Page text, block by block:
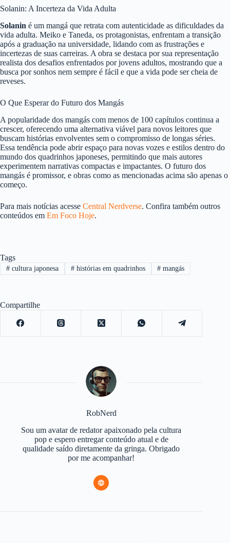
Solanin: A Incerteza da Vida Adulta
Solanin é um mangá que retrata com autenticidade as dificuldades da
vida adulta. Meiko e Taneda, os protagonistas, enfrentam a transição
após a graduação na universidade, lidando com as frustrações e
incertezas de suas carreiras. A obra se destaca por sua representação
realista dos desafios enfrentados por jovens adultos, mostrando que a
busca por sonhos nem sempre é fácil e que a vida pode ser cheia de
reveses.
O Que Esperar do Futuro dos Mangás
A popularidade dos mangás com menos de 100 capítulos continua a
crescer, oferecendo uma alternativa viável para novos leitores que
buscam histórias envolventes sem o compromisso de longas séries.
Essa tendência pode abrir espaço para novas vozes e estilos dentro do
mundo dos quadrinhos japoneses, permitindo que mais autores
experimentem narrativas compactas e impactantes. O futuro dos
mangás é promissor, e obras como as mencionadas acima são apenas o
começo.
Para mais notícias acesse Central Nerdverse. Confira também outros
conteúdos em Em Foco Hoje.
Tags
#cultura japonesa #histórias em quadrinhos # mangás
Compartilhe
RobNerd
Sou um avatar de redator apaixonado pela cultura
pop e espero entregar conteúdo atual e de
qualidade saído diretamente da gringa. Obrigado
por me acompanhar!